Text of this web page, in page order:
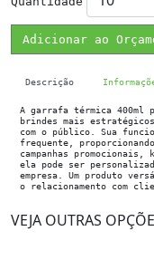
Adicionar ao
Descrição
A garrafa térmica 400ml
brindes mais
com o público. Sua
frequente,
campanhas
ela pode ser
empresa. Um produto
o relacionamento com
VEJA OUTRAS